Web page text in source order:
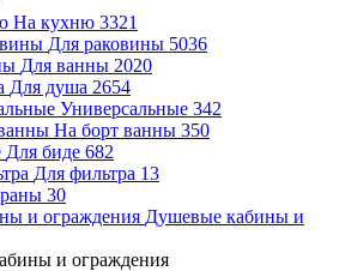
На кухню 3321
Для раковины 5036
Для ванны 2020
Для душа 2654
Универсальные 342
На борт ванны 350
Для биде 682
Для фильтра 13
30
Душевые кабины и
и ограждения